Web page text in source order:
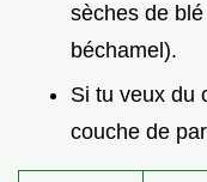
sèches de
béchamel).
Si tu veux du
couche de